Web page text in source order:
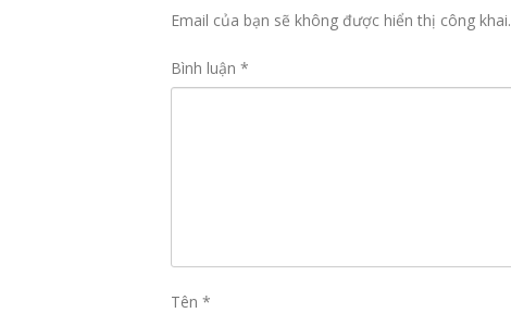
Email của bạn sẽ không được hiển thị công khai.
Bình luận *
Tên *